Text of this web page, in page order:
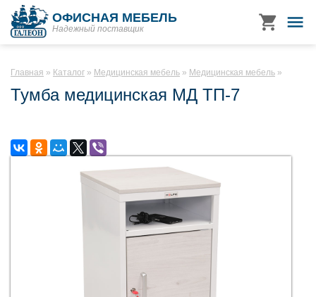
ОФИСНАЯ МЕБЕЛЬ
Надежный поставщик
Главная Каталог Медицинская мебель Медицинская мебель
Тумба медицинская МД ТП-7